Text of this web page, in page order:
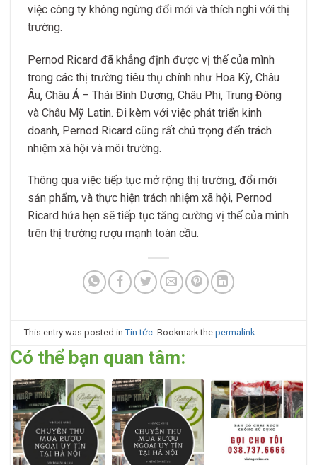
việc công ty không ngừng đổi mới và thích nghi với thị
trường.
Pernod Ricard đã khẳng định được vị thế của mình
trong các thị trường tiêu thụ chính như Hoa Kỳ, Châu
Âu, Châu Á – Thái Bình Dương, Châu Phi, Trung Đông
và Châu Mỹ Latin. Đi kèm với việc phát triển kinh
doanh, Pernod Ricard cũng rất chú trọng đến trách
nhiệm xã hội và môi trường.
Thông qua việc tiếp tục mở rộng thị trường, đổi mới
sản phẩm, và thực hiện trách nhiệm xã hội, Pernod
Ricard hứa hẹn sẽ tiếp tục tăng cường vị thế của mình
trên thị trường rượu mạnh toàn cầu.
This entry was posted inTin tức . Bookmark thepermalink
Có thể bạn quan tâm: